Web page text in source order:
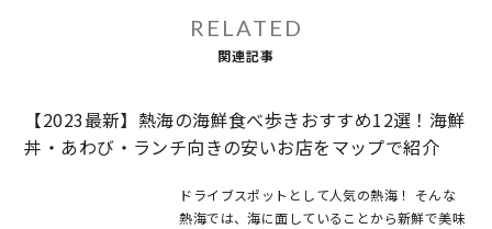
RELATED
関連記事
【2023最新】熱海の海鮮食べ歩きおすすめ12選！海鮮
丼・あわび・ランチ向きの安いお店をマップで紹介
ドライブスポットとして人気の熱海！ そんな
熱海では、海に面していることから新鮮で美味